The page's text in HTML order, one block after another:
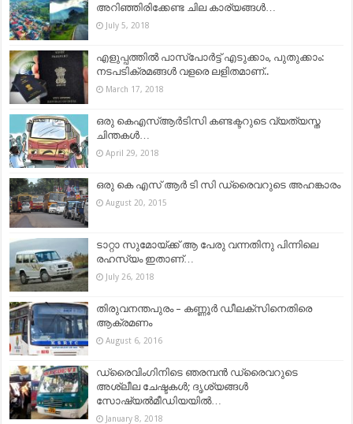
അറിഞ്ഞിരിക്കേണ്ട ചില കാര്യങ്ങൾ…
July 5, 2018
എളുപ്പത്തിൽ പാസ്പോർട്ട്‌ എടുക്കാം, പുതുക്കാം:
നടപടിക്രമങ്ങൾ വളരെ ലളിതമാണ്‌..
March 17, 2018
ഒരു കെഎസ്ആര്‍ടിസി കണ്ടക്ടറുടെ വ്യത്യസ്ത
ചിന്തകള്‍…
April 29, 2018
ഒരു കെ എസ് ആര്‍ ടി സി ഡ്രൈവറുടെ അഹങ്കാരം
August 20, 2015
ടാറ്റാ സുമോയ്ക്ക് ആ പേരു വന്നതിനു പിന്നിലെ
രഹസ്യം ഇതാണ്…
July 26, 2018
തിരുവനന്തപുരം – കണ്ണൂര്‍ ഡീലക്സിനെതിരെ
ആക്രമണം
August 6, 2016
ഡ്രൈവിംഗിനിടെ ഞരമ്പന്‍ ഡ്രൈവറുടെ
അശ്ലീല ചേഷ്ടകള്‍; ദൃശ്യങ്ങള്‍
സോഷ്യല്‍മീഡിയയില്‍…
January 8, 2018